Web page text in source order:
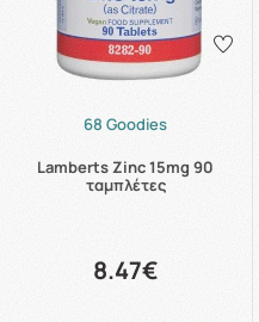
68 Goodies
Lamberts Zinc 15mg 90
ταμπλέτες
8.47€